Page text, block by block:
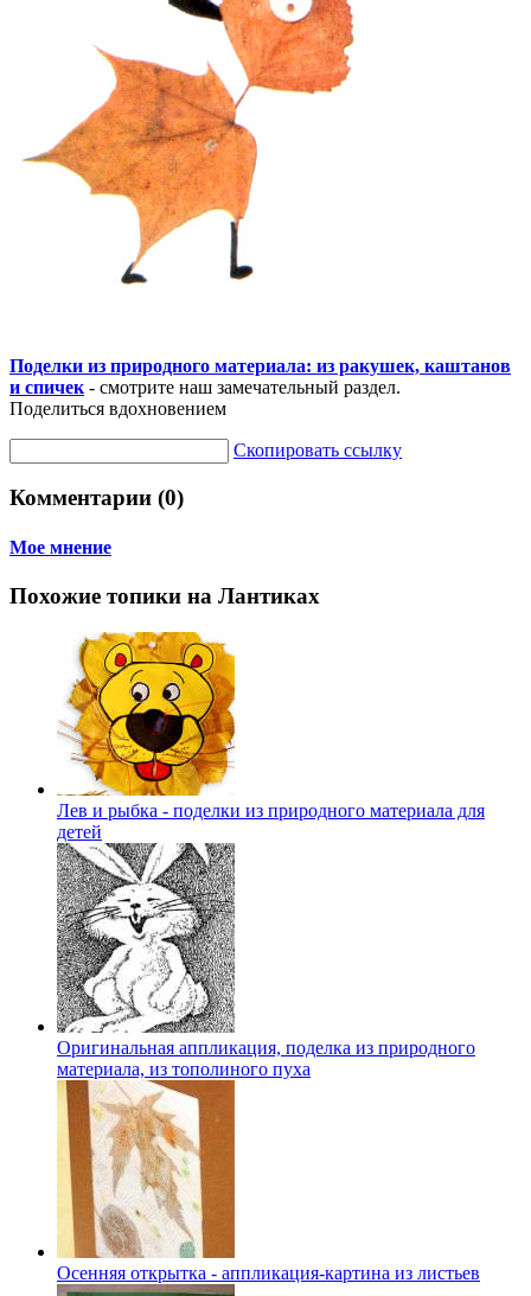
Поделки из природного материала: из ракушек, каштанов
и спичек - смотрите наш замечательный раздел.
Поделиться вдохновением
Скопировать ссылку
Комментарии (0)
Мое мнение
Похожие топики на Лантиках
Лев и рыбка - поделки из природного материала для
детей
Оригинальная аппликация, поделка из природного
материала, из тополиного пуха
Осенняя открытка - аппликация-картина из листьев